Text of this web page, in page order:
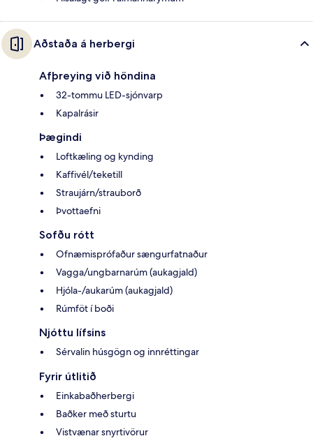
Aðstaða á herbergi
Afþreying við höndina
32-tommu LED-sjónvarp
Kapalrásir
Þægindi
Loftkæling og kynding
Kaffivél/teketill
Straujárn/strauborð
Þvottaefni
Sofðu rótt
Ofnæmisprófaður sængurfatnaður
Vagga/ungbarnarúm (aukagjald)
Hjóla-/aukarúm (aukagjald)
Rúmföt í boði
Njóttu lífsins
Sérvalin húsgögn og innréttingar
Fyrir útlitið
Einkabaðherbergi
Baðker með sturtu
Vistvænar snyrtivörur